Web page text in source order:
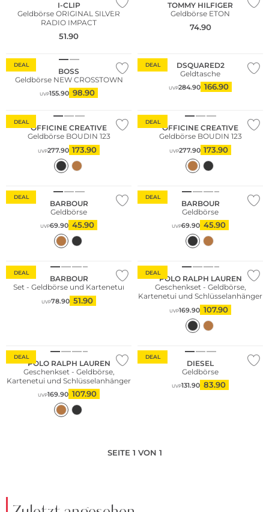
I-CLIP
Geldbörse ORIGINAL SILVER
RADIO IMPACT
51.90
TOMMY HILFIGER
Geldbörse ETON
74.90
DEAL
BOSS
Geldbörse NEW CROSSTOWN
UVP155.90 98.90
DEAL
DSQUARED2
Geldtasche
UVP284.90 166.90
DEAL
OFFICINE CREATIVE
Geldbörse BOUDIN 123
UVP277.90 173.90
DEAL
OFFICINE CREATIVE
Geldbörse BOUDIN 123
UVP277.90 173.90
DEAL
BARBOUR
Geldbörse
UVP69.90 45.90
DEAL
BARBOUR
Geldbörse
UVP69.90 45.90
DEAL
BARBOUR
Set - Geldbörse und Kartenetui
UVP78.90 51.90
DEAL
POLO RALPH LAUREN
Geschenkset - Geldbörse,
Kartenetui und Schlüsselanhänger
UVP169.90 107.90
DEAL
POLO RALPH LAUREN
Geschenkset - Geldbörse,
Kartenetui und Schlüsselanhänger
UVP169.90 107.90
DEAL
DIESEL
Geldbörse
UVP131.90 83.90
SEITE 1 VON 1